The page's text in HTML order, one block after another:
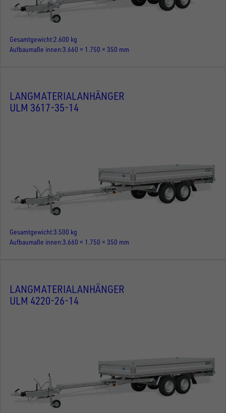
Gesamtgewicht 2.600 kg
Aufbaumaße innen 3.660 × 1.750 × 350 mm
LANGMATERIALANHÄNGER
ULM 3617-35-14
Gesamtgewicht3.500 kg
Aufbaumaße innen 3.660 × 1.750 × 350 mm
LANGMATERIALANHÄNGER
ULM 4220-26-14